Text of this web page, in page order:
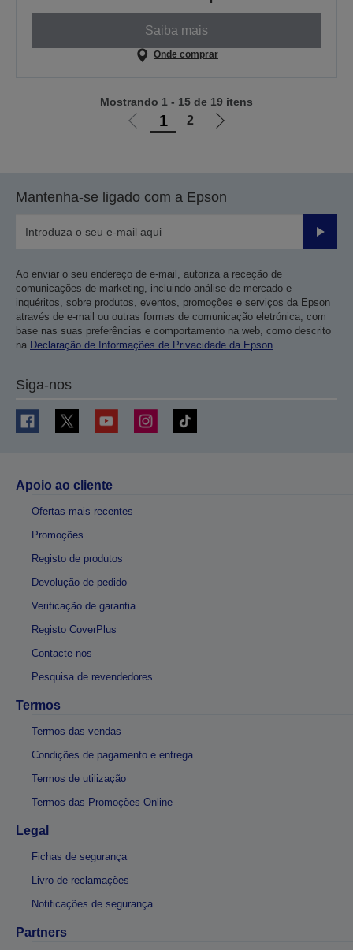
Saiba mais
Onde comprar
Ir
anterior
1 2
Ir
página
Mostrando 1 - 15 de 19 itens
Mantenha-se ligado com a Epson
Enviar
Ao enviar o seu endereço de e-mail, autoriza a receção de
comunicações de marketing, incluindo análise de mercado e
inquéritos, sobre produtos, eventos, promoções e serviços da Epson
através de e-mail ou outras formas de comunicação eletrónica, com
base nas suas preferências e comportamento na web, como descrito
na Declaração de Informações de Privacidade da Epson.
Siga-nos
Apoio ao cliente
Ofertas mais recentes
Promoções
Registo de produtos
Devolução de pedido
Verificação de garantia
Registo CoverPlus
Contacte-nos
Pesquisa de revendedores
Termos
Termos das vendas
Condições de pagamento e entrega
Termos de utilização
Termos das Promoções Online
Legal
Fichas de segurança
Livro de reclamações
Notificações de segurança
Partners